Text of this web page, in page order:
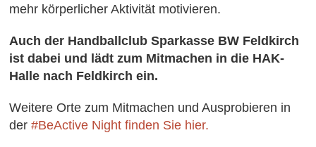
mehr körperlicher Aktivität motivieren.
Auch der Handballclub Sparkasse BW Feldkirch
ist dabei und lädt zum Mitmachen in die HAK-
Halle nach Feldkirch ein.
Weitere Orte zum Mitmachen und Ausprobieren in
der #BeActive Night finden Sie hier.